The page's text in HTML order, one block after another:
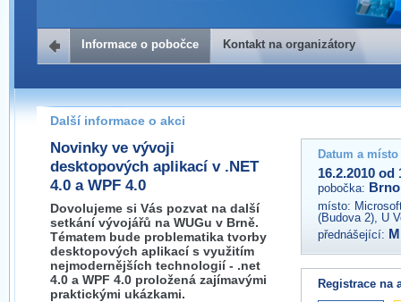
Kontakt na organizátory
Pokud máte jakýkoliv dotaz na organizátory této akce,
prosím neváhejte nás kontaktovat na e-mailu:
brno@wug.cz
Informace o pobočce Kontakt na organizátory
Další informace o akci
Novinky ve vývoji
desktopových aplikací v .NET
4.0 a WPF 4.0
Dovolujeme si Vás pozvat na další
setkání vývojářů na WUGu v Brně.
Tématem bude problematika tvorby
desktopových aplikací s využitím
nejmodernějších technologií - .net
4.0 a WPF 4.0 proložená zajímavými
praktickými ukázkami.
Datum a
16.2.2010 od
pobočka: Brno
místo:
(Budova 2), U
přednášející:
Registrace na